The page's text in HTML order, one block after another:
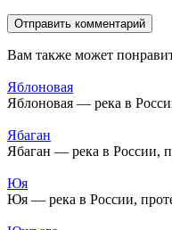
Вам также может
Яблоновая
Яблоновая — река в
Ябаган
Ябаган — река в России,
Юя
Юя — река в России,